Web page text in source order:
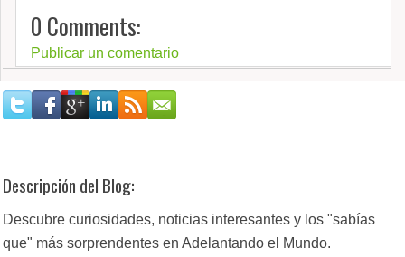
0 Comments:
Publicar un comentario
Descripción del Blog:
Descubre curiosidades, noticias interesantes y los "sabías
que" más sorprendentes en Adelantando el Mundo.